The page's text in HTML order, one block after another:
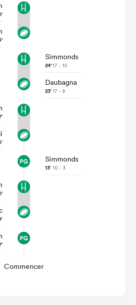
Simmonds
24'17 - 10
Daubagna
23' 17 - 8
Simmonds
13' 10 - 3
Commencer